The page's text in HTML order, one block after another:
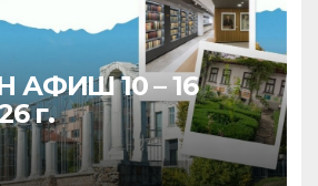
АФИШ 10 – 16
г.